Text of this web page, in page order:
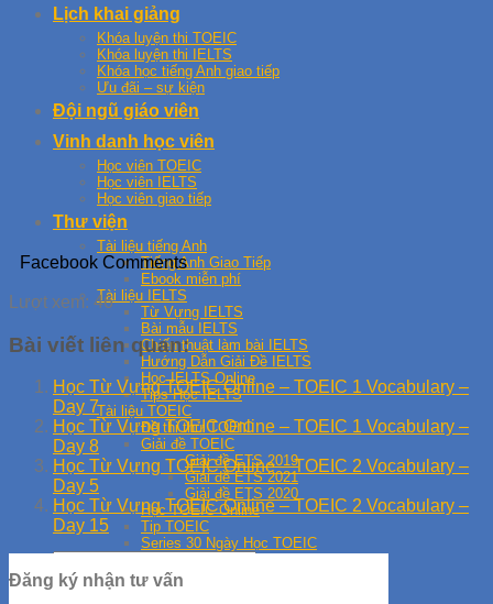
Lịch khai giảng
Khóa luyện thi TOEIC
Khóa luyện thi IELTS
Khóa học tiếng Anh giao tiếp
Ưu đãi – sự kiện
Đội ngũ giáo viên
Vinh danh học viên
Học viên TOEIC
Học viên IELTS
Học viên giao tiếp
Thư viện
Tài liệu tiếng Anh
Tiếng Anh Giao Tiếp
Ebook miễn phí
Tài liệu IELTS
Từ Vựng IELTS
Bài mẫu IELTS
Chiến thuật làm bài IELTS
Hướng Dẫn Giải Đề IELTS
Học IELTS Online
Tips Học IELTS
Tài liệu TOEIC
Đề thi thử TOEIC
Giải đề TOEIC
Giải đề ETS 2019
Giải đề ETS 2021
Giải đề ETS 2020
Học TOEIC Online
Tip TOEIC
Series 30 Ngày Học TOEIC
Facebook Comments
Lượt xem: 46
Bài viết liên quan:
Học Từ Vựng TOEIC Online – TOEIC 1 Vocabulary –
Day 7
Học Từ Vựng TOEIC Online – TOEIC 1 Vocabulary –
Day 8
Học Từ Vựng TOEIC Online – TOEIC 2 Vocabulary –
Day 5
Học Từ Vựng TOEIC Online – TOEIC 2 Vocabulary –
Day 15
Đăng ký nhận tư vấn